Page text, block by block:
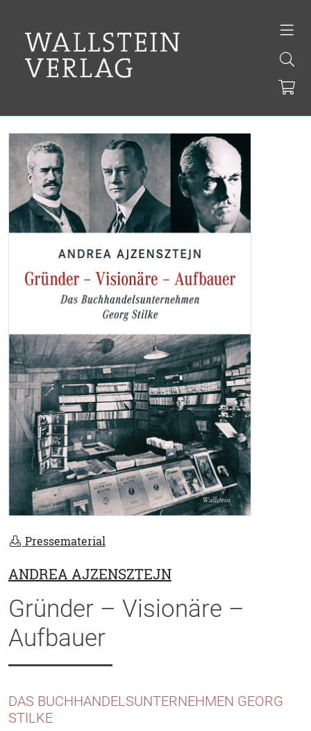
Pressematerial
ANDREA AJZENSZTEJN
Gründer – Visionäre –
Aufbauer
DAS BUCHHANDELSUNTERNEHMEN GEORG
STILKE